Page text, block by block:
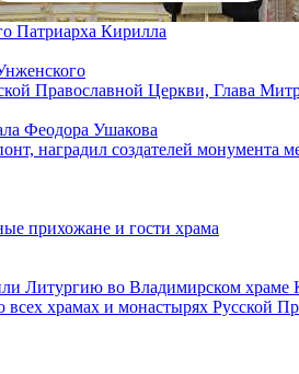
Патриарха Кирилла
Православной Церкви, Глава
Феодора Ушакова
наградил создателей монумента
прихожане и гости храма
Литургию во Владимирском храме
храмах и монастырях Русской